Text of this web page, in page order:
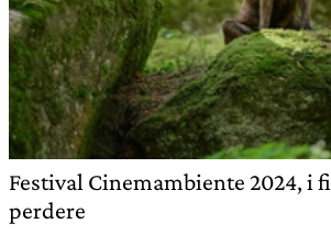
Festival Cinemambiente 2024, i
perdere